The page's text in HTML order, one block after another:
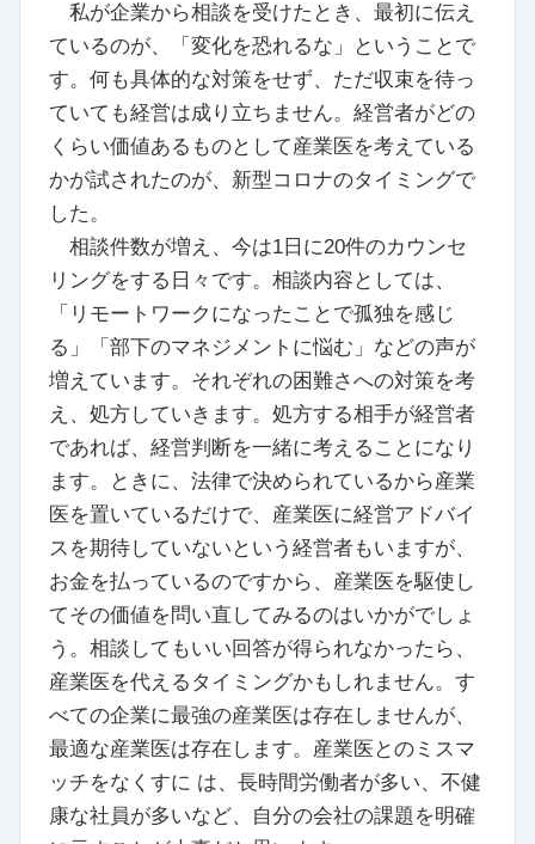
私が企業から相談を受けたとき、最初に伝え
ているのが、「変化を恐れるな」ということで
す。何も具体的な対策をせず、ただ収束を待っ
ていても経営は成り立ちません。経営者がどの
くらい価値あるものとして産業医を考えている
かが試されたのが、新型コロナのタイミングで
した。
相談件数が増え、今は1日に20件のカウンセ
リングをする日々です。相談内容としては、
「リモートワークになったことで孤独を感じ
る」「部下のマネジメントに悩む」などの声が
増えています。それぞれの困難さへの対策を考
え、処方していきます。処方する相手が経営者
であれば、経営判断を一緒に考えることになり
ます。ときに、法律で決められているから産業
医を置いているだけで、産業医に経営アドバイ
スを期待していないという経営者もいますが、
お金を払っているのですから、産業医を駆使し
てその価値を問い直してみるのはいかがでしょ
う。相談してもいい回答が得られなかったら、
産業医を代えるタイミングかもしれません。す
べての企業に最強の産業医は存在しませんが、
最適な産業医は存在します。産業医とのミスマ
ッチをなくすに は、長時間労働者が多い、不健
康な社員が多いなど、自分の会社の課題を明確